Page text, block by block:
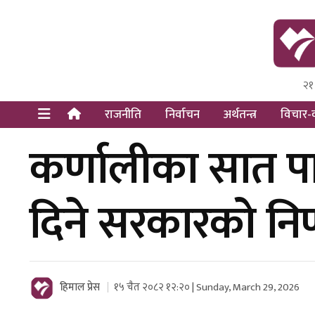
Himal
Dot
राजनीति निर्वाचन अर्थतन्त्र विचार-
कर्णालीका सात
दिने सरकारको
हिमाल प्रेस १५ चैत २०८२ १२:२० | Sunday, March 29, 2026